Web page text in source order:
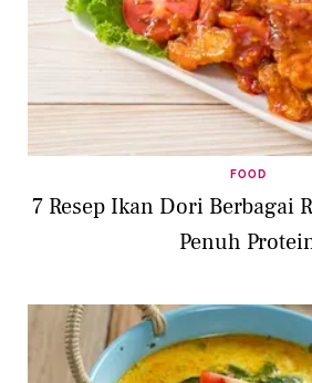
FOOD
7 Resep Ikan Dori Berbagai
Penuh